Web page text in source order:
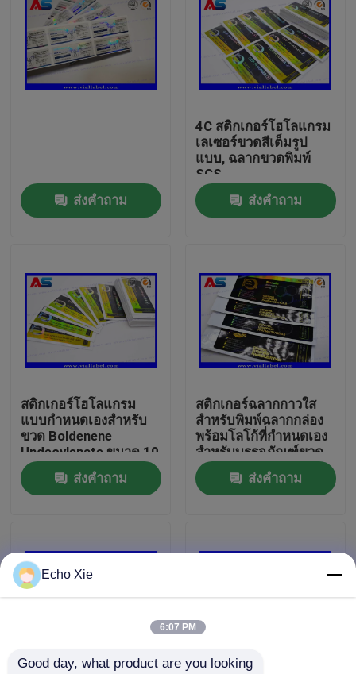
บ้าน
เกี่ยวกับเรา
ทัวร์โรงงาน
ควบคุมคุณภาพ
ติดต่อเรา
10ml Vial Labels
ฉลากขวดเล็ก
ส่งคำถาม
4C สติกเกอร์โฮโลแกรม
เลเซอร์ขวดสีเต็มรูป
แบบ, ฉลากขวดพิมพ์
SGS
ส่งคำถาม
สติกเกอร์โฮโลแกรม
แบบกำหนดเองสำหรับ
ขวด Boldenene
Undecylenate ขนาด 10
มล. ฉลากขวดขนาด 10
มล. กาวเหนียวพิเศษ
พร้อมเอฟเฟกต์เลเซอร์
ส่งคำถาม
สติกเกอร์ฉลากกาวใส
สำหรับพิมพ์ฉลากกล่อง
พร้อมโลโก้ที่กำหนดเอง
สำหรับบรรจุภัณฑ์ขวด
แอมพูลยา
ส่งคำถาม
Echo Xie
6:07 PM
Good day, what product are you looking